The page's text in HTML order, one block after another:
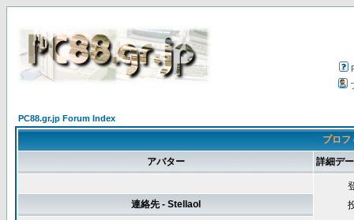
PC88.gr.jp Forum Index
プロ
アバター
詳細デ
連絡先 - Stellaol